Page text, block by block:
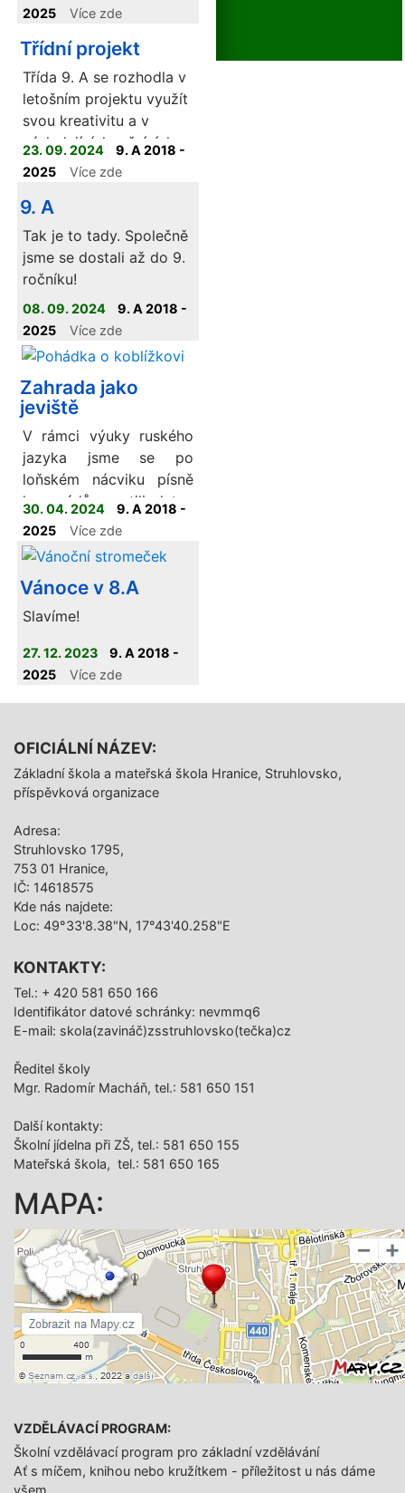
2025
Více zde
Třídní projekt
Třída 9. A se rozhodla v
letošním projektu využít
svou kreativitu a v
následujících měsících
vám bude prezentovat
23. 09. 2024
9. A 2018 -
2025
Více zde
9. A
Tak je to tady. Společně
jsme se dostali až do 9.
ročníku!
08. 09. 2024
9. A 2018 -
2025
Více zde
Zahrada jako
jeviště
V rámci výuky ruského
jazyka jsme se po
loňském nácviku písně
kamarádů pustili letos
do pohádky O
koblížkovi.
30. 04. 2024
9. A 2018 -
2025
Více zde
Vánoce v 8.A
Slavíme!
27. 12. 2023
9. A 2018 -
2025
Více zde
OFICIÁLNÍ NÁZEV:
Základní škola a mateřská škola Hranice, Struhlovsko,
příspěvková organizace
Adresa:
Struhlovsko 1795,
753 01 Hranice,
IČ: 14618575
Kde nás najdete:
Loc: 49°33'8.38"N, 17°43'40.258"E
KONTAKTY:
Tel.: + 420 581 650 166
Identifikátor datové schránky: nevmmq6
E-mail: skola(zavináč)zsstruhlovsko(tečka)cz
Ředitel školy
Mgr. Radomír Macháň, tel.: 581 650 151
Další­ kontakty:
Školní jídelna při ZŠ, tel.: 581 650 155
Mateřská škola, tel.: 581 650 165
MAPA:
VZDĚLÁVACÍ PROGRAM:
Školní vzdělávací program pro základní vzdělávání
Ať s míčem, knihou nebo kružítkem - příležitost u nás dáme
všem.